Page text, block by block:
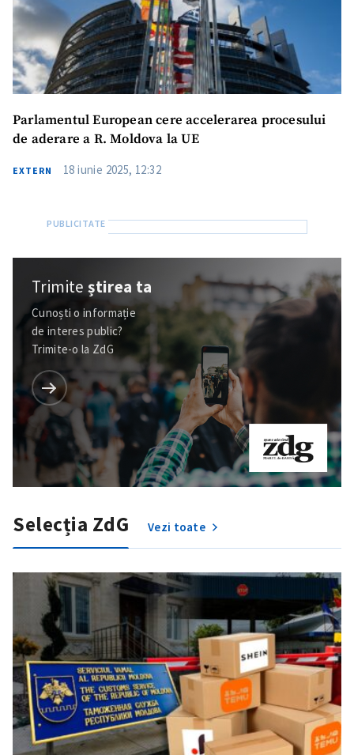
Parlamentul European cere accelerarea procesului
de aderare a R. Moldova la UE
EXTERN 18 iunie 2025, 12:32
Trimiteștirea ta
Cunoști o informație
de interes public?
Trimite-o la ZdG
Selecția ZdG Vezi toate